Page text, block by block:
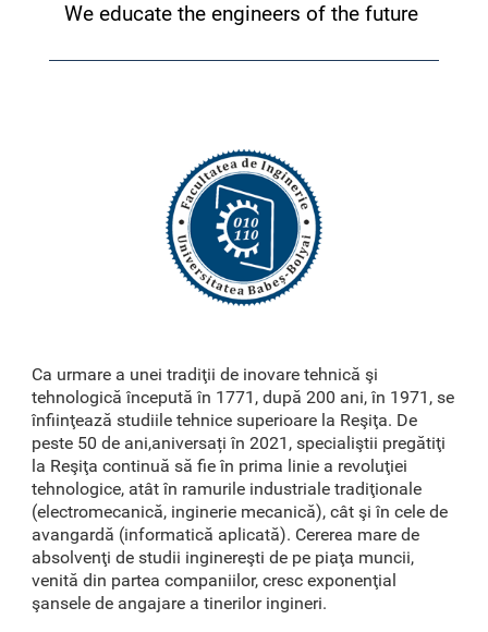
We educate the engineers of the future
Ca urmare a unei tradiţii de inovare tehnică şi
tehnologică începută în 1771, după 200 ani, în 1971, se
înfiinţează studiile tehnice superioare la Reşiţa. De
peste 50 de ani,aniversați în 2021, specialiştii pregătiţi
la Reşiţa continuă să fie în prima linie a revoluţiei
tehnologice, atât în ramurile industriale tradiţionale
(electromecanică, inginerie mecanică), cât şi în cele de
avangardă (informatică aplicată). Cererea mare de
absolvenţi de studii inginereşti de pe piaţa muncii,
venită din partea companiilor, cresc exponenţial
şansele de angajare a tinerilor ingineri.